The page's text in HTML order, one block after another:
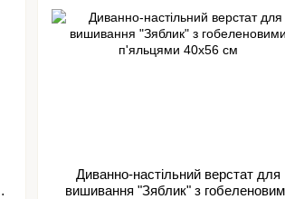
Диванно-настільний верстат для
вишивання "Зяблик" з